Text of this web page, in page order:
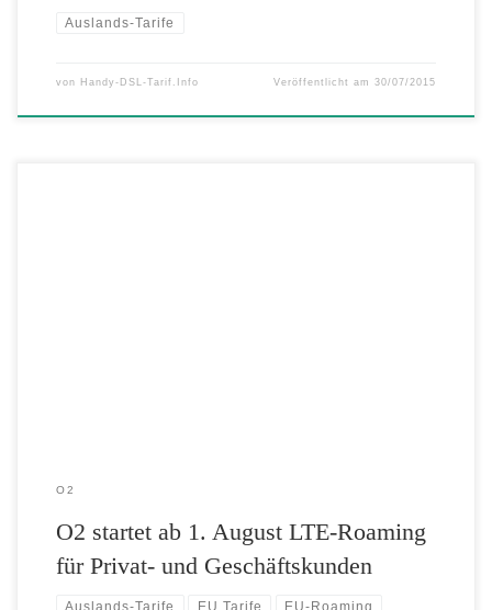
Auslands-Tarife
von Handy-DSL-Tarif.Info Veröffentlicht am30/07/2015
O2
O2 startet ab 1. August LTE-Roaming
für Privat- und Geschäftskunden
Auslands-Tarife EU Tarife EU-Roaming